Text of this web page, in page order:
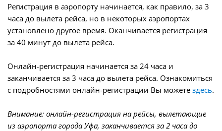
Регистрация в аэропорту начинается, как правило, за 3
часа до вылета рейса, но в некоторых аэропортах
установлено другое время. Оканчивается регистрация
за 40 минут до вылета рейса.
Онлайн-регистрация начинается за 24 часа и
заканчивается за 3 часа до вылета рейса. Ознакомиться
с подробностями онлайн-регистрации Вы можете здесь.
Внимание: онлайн-регистрация на рейсы, вылетающие
из аэропорта города Уфа, заканчивается за 2 часа до